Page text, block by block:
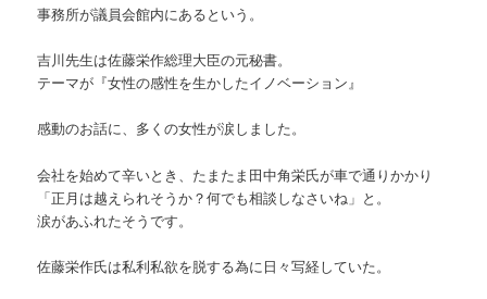
事務所が議員会館内にあるという。
吉川先生は佐藤栄作総理大臣の元秘書。
テーマが『女性の感性を生かしたイノベーション』
感動のお話に、多くの女性が涙しました。
会社を始めて辛いとき、たまたま田中角栄氏が車で通りかかり
「正月は越えられそうか？何でも相談しなさいね」と。
涙があふれたそうです。
佐藤栄作氏は私利私欲を脱する為に日々写経していた。